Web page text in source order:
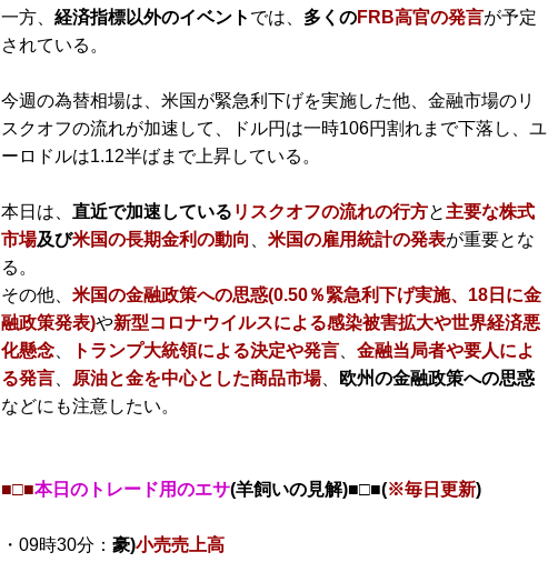
一方、 経済指標以外のイベント では、 多くのFRB高官の発言が予定
されている。
今週の為替相場は、米国が緊急利下げを実施した他、金融市場のリ
スクオフの流れが加速して、ドル円は一時106円割れまで下落し、ユ
ーロドルは1.12半ばまで上昇している。
本日は、 直近で加速している リスクオフの流れの行方と 主要な株式
市場及び米国の長期金利の動向 米国の雇用統計の発表が重要とな
る。
その他、 米国の金融政策への思惑(0.50％緊急利下げ実施、18日に金
融政策発表)や新型コロナウイルスによる感染被害拡大や世界経済悪
化懸念
トランプ大統領による決定や発言
金融当局者や要人によ
る発言
原油と金を中心とした商品市場、
欧州の金融政策への思惑
などにも注意したい。
■□■本日のトレード用のエサ(羊飼いの見解)■□■(※毎日更新)
・09時30分： 豪)小売売上高